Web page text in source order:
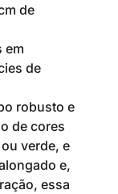
de
em
de
robusto e
de cores
verde, e
e,
essa